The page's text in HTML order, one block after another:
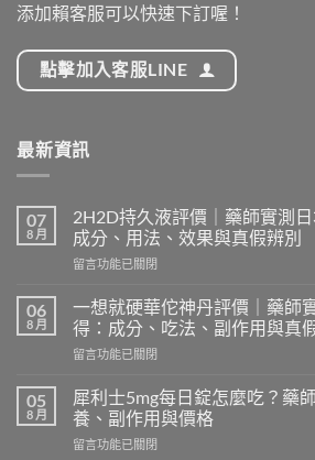
添加賴客服可以快速下訂喔！
點擊加入客服LINE
最新資訊
07
8 月
2H2D持久液評價｜藥師實測
成分、用法、效果與真假辨別
在
久
液
評
｜
藥
師
實
留言功能已關閉
06
8 月
一想就硬華佗神丹評價｜藥師
得：成分、吃法、副作用與真
在
想
就
硬
華
留言功能已關閉
05
8 月
犀利士5mg每日錠怎麼吃？藥
養、副作用與價格
在
留言功能已關閉